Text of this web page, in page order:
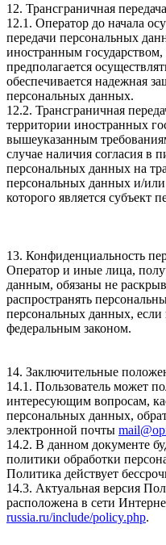
12. Трансграничная
12.1. Оператор до начала
передачи персональных
иностранным
предполагается
обеспечивается надежная
персональных данных.
12.2. Трансграничная
территории иностранных
вышеуказанным
случае наличия согласия в
персональных данных на
персональных данных и/
которого является субъект
13. Конфиденциальность
Оператор и иные лица,
данным, обязаны не
распространять
персональных данных, если
федеральным законом.
14. Заключительные
14.1. Пользователь может
интересующим вопросам,
персональных данных,
электронной почты
14.2. В данном документе
политики обработки
Политика действует
14.3. Актуальная версия
расположена в сети
russia.ru/include/policy.php.